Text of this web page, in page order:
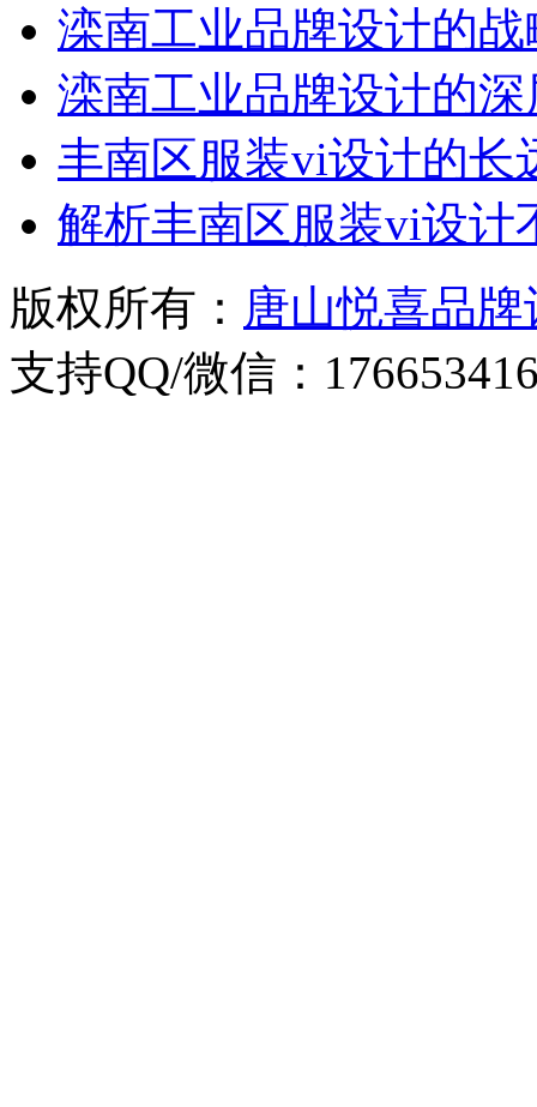
滦南工业品牌设计的
滦南工业品牌设计的
丰南区服装vi设计的长
解析丰南区服装vi设计
版权所有： 唐山悦喜品
支持QQ/微信：